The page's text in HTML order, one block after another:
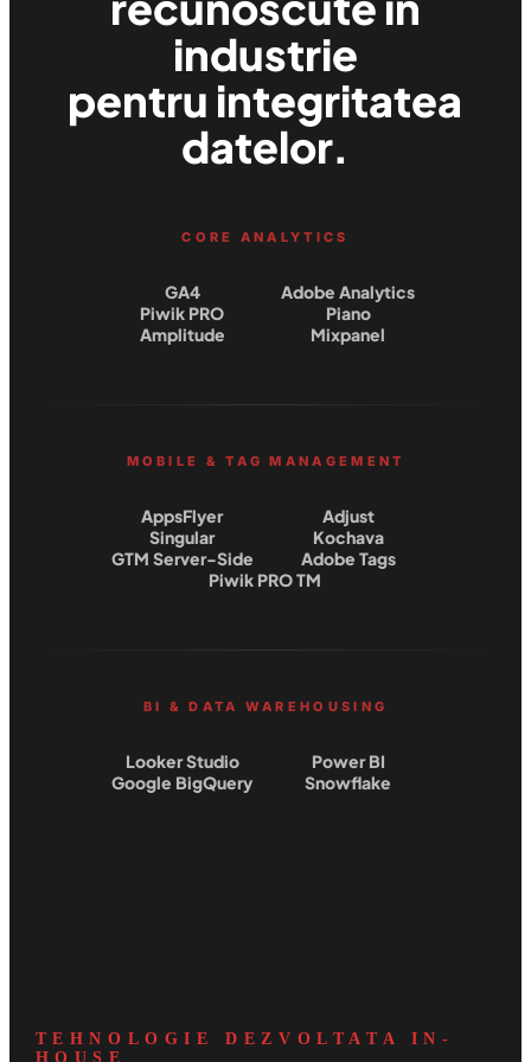
industrie
pentru integritatea
datelor.
CORE ANALYTICS
GA4
Adobe Analytics
Piwik PRO
Piano
Amplitude
Mixpanel
MOBILE & TAG MANAGEMENT
AppsFlyer
Adjust
Singular
Kochava
GTM Server-Side
Adobe Tags
Piwik PRO TM
BI & DATA WAREHOUSING
Looker Studio
Power BI
Google BigQuery
Snowflake
TEHNOLOGIE DEZVOLTATA IN-
HOUSE